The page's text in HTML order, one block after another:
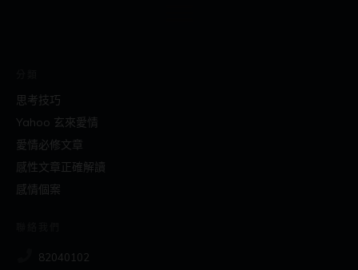
思考技巧
Yahoo 玄來愛情
愛情必修文章
感性文章正確解讀
感情個案
82040102